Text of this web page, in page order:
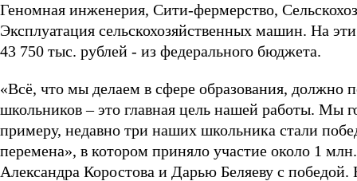
Геномная инженерия, Сити-фермерство,
Эксплуатация сельскохозяйственных машин. На
43 750 тыс. рублей - из федерального бюджета.
«Всё, что мы делаем в сфере образования, должно
школьников – это главная цель нашей работы. Мы
примеру, недавно три наших школьника стали
перемена», в котором приняло участие около 1
Александра Коростова и Дарью Беляеву с